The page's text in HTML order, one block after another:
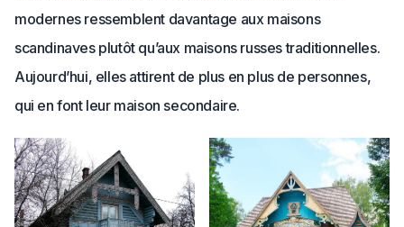
modernes ressemblent davantage aux maisons
scandinaves plutôt qu’aux maisons russes traditionnelles.
Aujourd’hui, elles attirent de plus en plus de personnes,
qui en font leur maison secondaire.